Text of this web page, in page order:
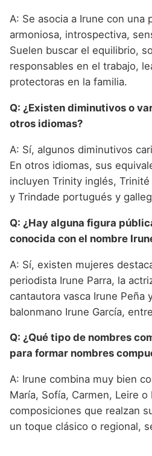
A: Se asocia a Irune con una
armoniosa, introspectiva,
Suelen buscar el equilibrio,
responsables en el trabajo,
protectoras en la familia.
Q: ¿Existen diminutivos o
otros idiomas?
A: Sí, algunos diminutivos
En otros idiomas, sus
incluyen Trinity inglés,
y Trindade portugués y
Q: ¿Hay alguna figura
conocida con el nombre
A: Sí, existen mujeres
periodista Irune Parra, la
cantautora vasca Irune Peña
balonmano Irune García,
Q: ¿Qué tipo de nombres
para formar nombres
A: Irune combina muy bien
María, Sofía, Carmen, Leire o
composiciones que realzan
un toque clásico o regional,